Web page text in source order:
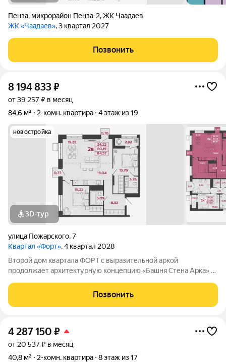
Пенза, микрорайон Пенза-2,ЖК Чаадаев
ЖК «Чаадаев», 3 квартал 2027
Позвонить
8 194 833₽
от 39 257 ₽ в месяц
84,6 м²
2-комн. квартира 4 этаж из 19
новостройка
3D-тур
улица Пожарского,7
Квартал «Форт», 4 квартал 2028
Второй дом квартала ФОРТ с выразительной аркой
продолжает архитектурную концепцию «Башня Стена Арка» и
продуманная среда, где современная архитектура сочетается
Позвонить
4 287 150 ₽
от 20 537 ₽ в месяц
40,8 м²
2-комн. квартира 8 этаж из 17